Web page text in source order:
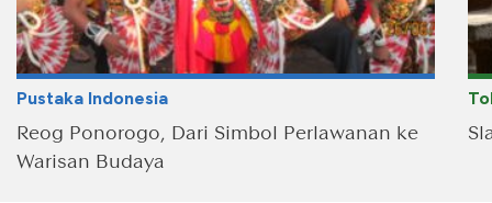
Pustaka Indonesia
Reog Ponorogo, Dari Simbol Perlawanan ke
Warisan Budaya